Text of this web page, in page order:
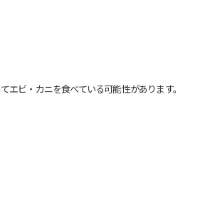
ビ・カニを食べている可能性があります。